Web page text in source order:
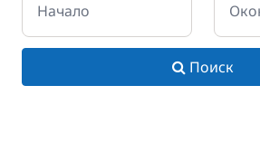
Начало
Поиск